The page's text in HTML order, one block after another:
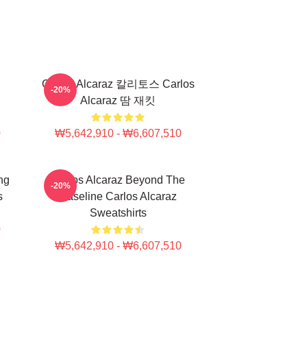
Carlos Alcaraz 칼리토스 Carlos
Alcaraz 땀 재킷
₩5,642,910 - ₩6,607,510
-20%
Carlos Alcaraz Beyond The
Baseline Carlos Alcaraz
Sweatshirts
₩5,642,910 - ₩6,607,510
-20%